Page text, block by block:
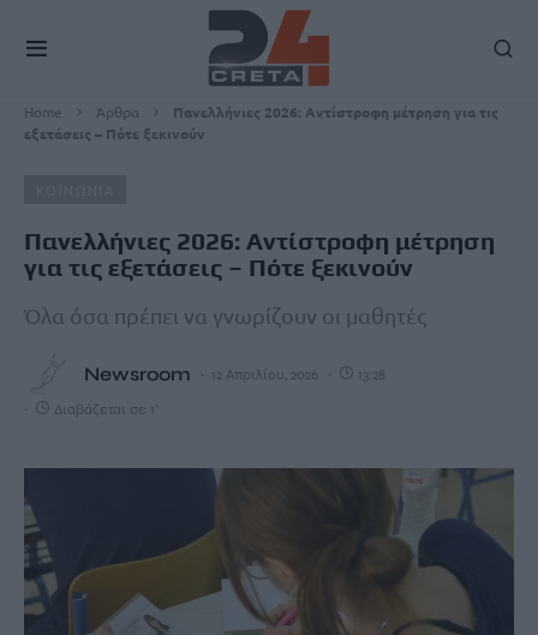
Home Άρθρα
Πανελλήνιες 2026: Αντίστροφη μέτρηση για τις
εξετάσεις – Πότε ξεκινούν
Πανελλήνιες 2026: Αντίστροφη μέτρηση
για τις εξετάσεις – Πότε ξεκινούν
Όλα όσα πρέπει να γνωρίζουν οι μαθητές
Newsroom 12 Απριλίου, 2026 13:28
Διαβάζεται σε 1'